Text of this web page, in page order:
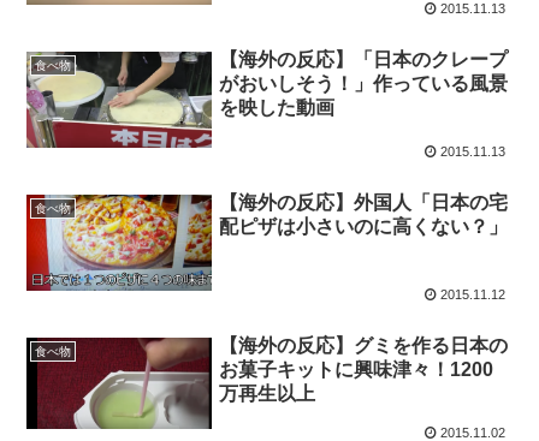
2015.11.13
食べ物
【海外の反応】「日本のクレープ
がおいしそう！」作っている風景
を映した動画
2015.11.13
食べ物
【海外の反応】外国人「日本の宅
配ピザは小さいのに高くない？」
2015.11.12
食べ物
【海外の反応】グミを作る日本の
お菓子キットに興味津々！1200
万再生以上
2015.11.02